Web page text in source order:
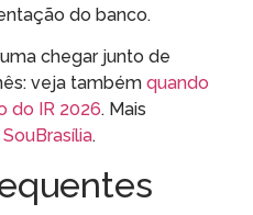
do banco.
chegar junto de
veja também quando
do IR 2026. Mais
SouBrasília.